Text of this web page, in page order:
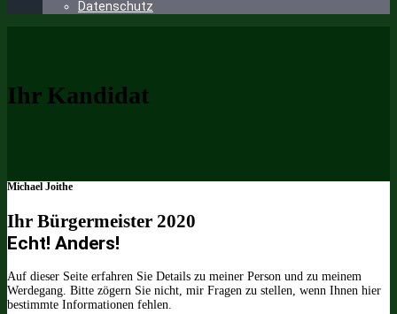
Datenschutz
Ihr Kandidat
Michael Joithe
Ihr Bürgermeister 2020
Echt! Anders!
Auf dieser Seite erfahren Sie Details zu meiner Person und zu meinem
Werdegang. Bitte zögern Sie nicht, mir Fragen zu stellen, wenn Ihnen hier
bestimmte Informationen fehlen.